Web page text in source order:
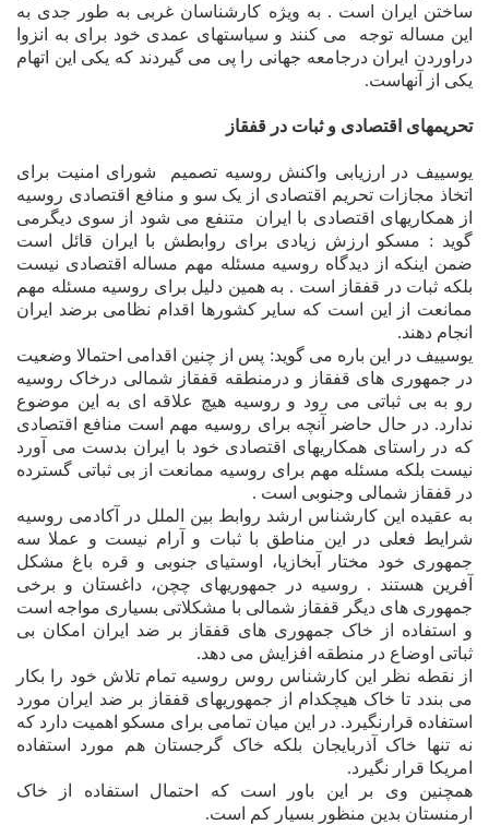
ساختن ايران است . به ويژه کارشناسان غربى به طور جدى به
اين مساله توجه
مى کنند و سياستهاى عمدى خود براى به انزوا
دراوردن ايران درجامعه جهانى را پى مى گيردند که يکى اين اتهام
يکى از آنهاست.
تحريمهاى اقتصادى و ثبات در قفقاز
يوسييف در ارزيابى واکنش روسيه تصميم
شوراى امنيت براى
اتخاذ مجازات تحريم اقتصادى از يک سو و منافع اقتصادى روسيه
از همکاريهاى اقتصادى با ايران
متنفع مى شود از سوى ديگرمى
گويد : مسکو ارزش زيادى براى روابطش با ايران قائل است
ضمن اينکه از ديدگاه روسيه مسئله مهم مساله اقتصادى نيست
بلکه ثبات در قفقاز است . به همين دليل براى روسيه مسئله مهم
ممانعت از اين است که ساير کشورها اقدام نظامى برضد ايران
انجام دهند.
يوسييف در اين باره مى گويد: پس از چنين اقدامى احتمالا وضعيت
در جمهورى هاى قفقاز و درمنطقه قفقاز شمالى درخاک روسيه
رو به بى ثباتى مى رود و روسيه هيچ علاقه اى به اين موضوع
ندارد. در حال حاضر آنچه براى روسيه مهم است منافع اقتصادى
که در راستاى همکاريهاى اقتصادى خود با ايران بدست مى آورد
نيست بلکه مسئله مهم براى روسيه ممانعت از بى ثباتى گسترده
در قفقاز شمالى وجنوبى است .
به عقيده اين کارشناس ارشد روابط بين الملل در آکادمى روسيه
شرايط فعلى در اين مناطق با ثبات و آرام نيست و عملا ‌سه
جمهورى خود مختار آبخازيا، اوستياى جنوبى و قره باغ مشکل
آفرين هستند . روسيه در جمهوريهاى چچن، داغستان و برخى
جمهورى هاى ديگر قفقاز شمالى با مشکلاتى بسيارى مواجه است
و استفاده از خاک جمهورى هاى قفقاز بر ضد ايران امکان بى
ثباتى اوضاع در منطقه افزايش مى دهد.
از نقطه نظر اين کارشناس روس روسيه تمام تلاش خود را بکار
مى بندد تا خاک هيچکدام از جمهوريهاى قفقاز بر ضد ايران مورد
استفاده قرارنگيرد. در اين ميان تمامى براى مسکو اهميت دارد که
نه تنها خاک آذربايجان بلکه خاک گرجستان هم مورد استفاده
امريکا قرار نگيرد.
همچنين وى بر اين باور است که احتمال استفاده از خاک
ارمنستان بدين منظور بسيار کم است.